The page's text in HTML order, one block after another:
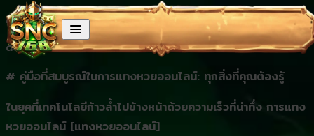
Skip to content
คู่มือที่สมบูรณ์ในการแทงหวยออนไลน์: ทุกสิ่งที่คุณต้องรู้
Posted by
admin24 May 2026Posted in
Uncategorized
# คู่มือที่สมบูรณ์ในการแทงหวยออนไลน์: ทุกสิ่งที่คุณต้องรู้
ในยุคที่เทคโนโลยีก้าวล้ำไปข้างหน้าด้วยความเร็วที่น่าทึ่ง การแทง
หวยออนไลน์ [แทงหวยออนไลน์]